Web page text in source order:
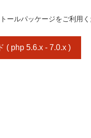
ールパッケージをご利用く
( php 5.6.x - 7.0.x )